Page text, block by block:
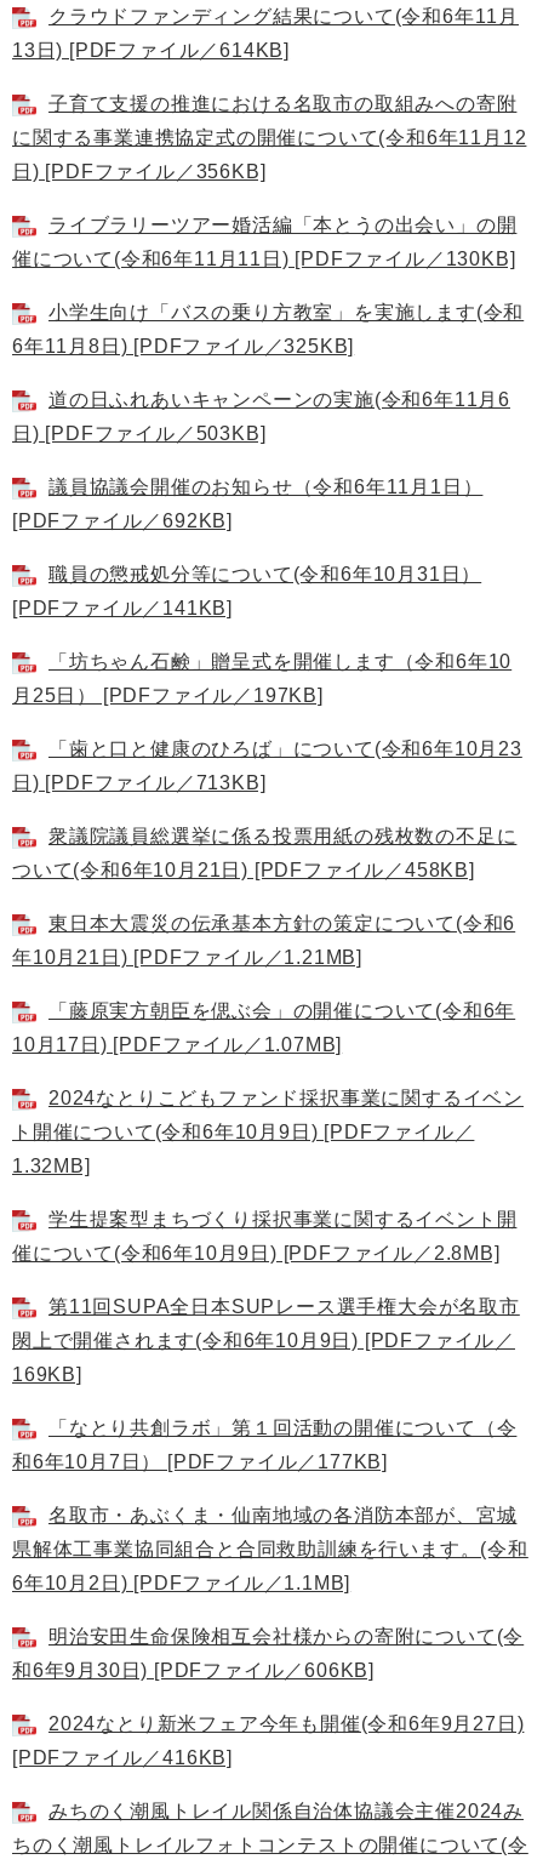
クラウドファンディング結果について(令和6年11月
13日) [PDFファイル／614KB]
子育て支援の推進における名取市の取組みへの寄附
に関する事業連携協定式の開催について(令和6年11月12
日) [PDFファイル／356KB]
ライブラリーツアー婚活編「本とうの出会い」の開
催について(令和6年11月11日) [PDFファイル／130KB]
小学生向け「バスの乗り方教室」を実施します(令和
6年11月8日) [PDFファイル／325KB]
道の日ふれあいキャンペーンの実施(令和6年11月6
日) [PDFファイル／503KB]
議員協議会開催のお知らせ（令和6年11月1日）
[PDFファイル／692KB]
職員の懲戒処分等について(令和6年10月31日）
[PDFファイル／141KB]
「坊ちゃん石鹸」贈呈式を開催します（令和6年10
月25日） [PDFファイル／197KB]
「歯と口と健康のひろば」について(令和6年10月23
日) [PDFファイル／713KB]
衆議院議員総選挙に係る投票用紙の残枚数の不足に
ついて(令和6年10月21日) [PDFファイル／458KB]
東日本大震災の伝承基本方針の策定について(令和6
年10月21日) [PDFファイル／1.21MB]
「藤原実方朝臣を偲ぶ会」の開催について(令和6年
10月17日) [PDFファイル／1.07MB]
2024なとりこどもファンド採択事業に関するイベン
ト開催について(令和6年10月9日) [PDFファイル／
1.32MB]
学生提案型まちづくり採択事業に関するイベント開
催について(令和6年10月9日) [PDFファイル／2.8MB]
第11回SUPA全日本SUPレース選手権大会が名取市
閖上で開催されます(令和6年10月9日) [PDFファイル／
169KB]
「なとり共創ラボ」第１回活動の開催について（令
和6年10月7日） [PDFファイル／177KB]
名取市・あぶくま・仙南地域の各消防本部が、宮城
県解体工事業協同組合と合同救助訓練を行います。(令和
6年10月2日) [PDFファイル／1.1MB]
明治安田生命保険相互会社様からの寄附について(令
和6年9月30日) [PDFファイル／606KB]
2024なとり新米フェア今年も開催(令和6年9月27日)
[PDFファイル／416KB]
みちのく潮風トレイル関係自治体協議会主催2024み
ちのく潮風トレイルフォトコンテストの開催について(令